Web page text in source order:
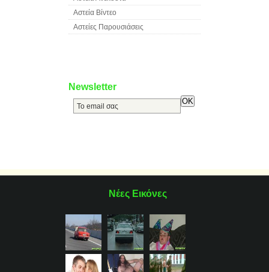
Αστεία Βίντεο
Αστείες Παρουσιάσεις
Newsletter
Νέες Εικόνες